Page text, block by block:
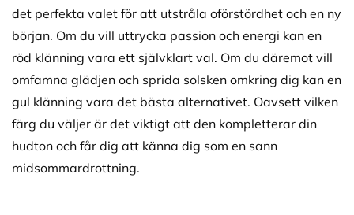
det perfekta valet för att utstråla oförstördhet och en ny
början. Om du vill uttrycka passion och energi kan en
röd klänning vara ett självklart val. Om du däremot vill
omfamna glädjen och sprida solsken omkring dig kan en
gul klänning vara det bästa alternativet. Oavsett vilken
färg du väljer är det viktigt att den kompletterar din
hudton och får dig att känna dig som en sann
midsommardrottning.